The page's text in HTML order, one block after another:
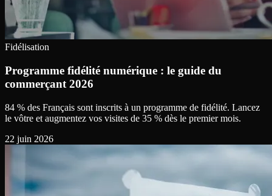
Fidélisation
Programme fidélité numérique : le guide du
commerçant 2026
84 % des Français sont inscrits à un programme de fidélité. Lancez
le vôtre et augmentez vos visites de 35 % dès le premier mois.
22 juin 2026